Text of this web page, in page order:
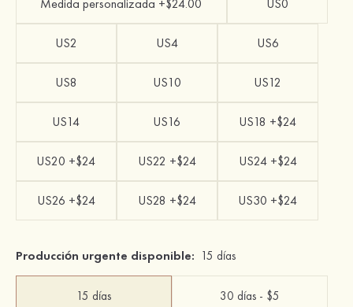
Medida personalizada +$24.00 US0
US2 US4 US6
US8 US10 US12
US14 US16 US18 +$24
US20 +$24 US22 +$24 US24 +$24
US26 +$24 US28 +$24 US30 +$24
Producción urgente disponible: 15 días
15 días 30 días - $5